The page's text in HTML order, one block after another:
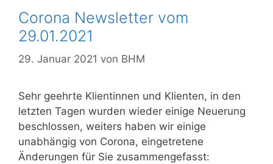
Corona Newsletter vom
29.01.2021
29. Januar 2021 von BHM
Sehr geehrte Klientinnen und Klienten, in den
letzten Tagen wurden wieder einige Neuerung
beschlossen, weiters haben wir einige
unabhängig von Corona, eingetretene
Änderungen für Sie zusammengefasst: